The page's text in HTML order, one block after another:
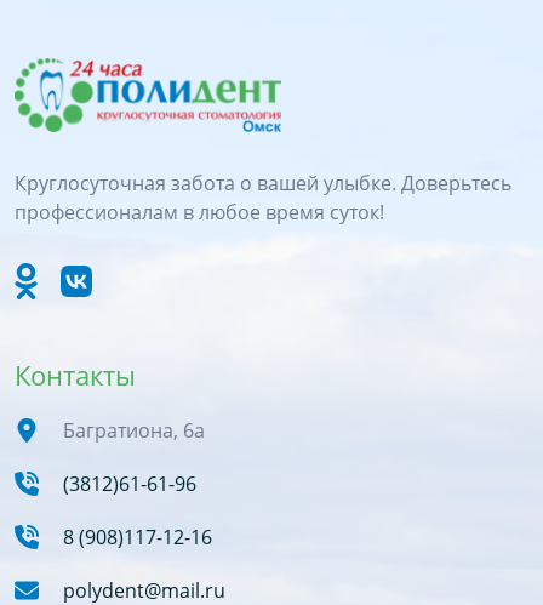
Круглосуточная забота о вашей улыбке. Доверьтесь
профессионалам в любое время суток!
Контакты
Багратиона, 6а
(3812)61-61-96
8 (908)117-12-16
polydent@mail.ru